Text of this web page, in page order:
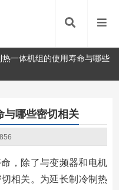
热一体机组的使用寿命与哪些
与哪些密切相关
856
，除了与变频器和电机
相关。为延长制冷制热